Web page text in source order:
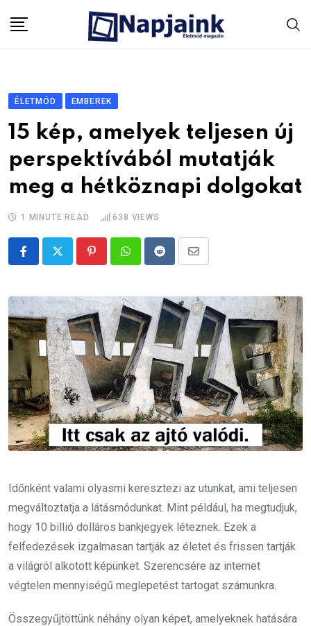
ÉLETMÓD EMBEREK
15 kép, amelyek teljesen új
perspektívából mutatják
meg a hétköznapi dolgokat
1 MINUTE READ 638 VIEWS
PinterestWhatsappRedditShare
Email
Időnként valami olyasmi keresztezi az utunkat, ami teljesen
megváltoztatja a látásmódunkat. Mint például, ha megtudjuk,
hogy 10 billió dolláros bankjegyek léteznek. Ezek a
felfedezések izgalmasan tartják az életet és frissen tartják
a világról alkotott képünket. Szerencsére az internet
végtelen mennyiségű meglepetést tartogat számunkra.
Összegyűjtöttünk néhány olyan képet, amelyeknek hatására